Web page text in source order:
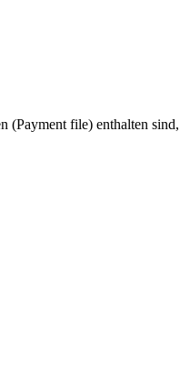
(Payment file) enthalten